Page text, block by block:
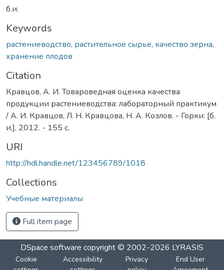
б.и.
Keywords
растениеводство, растительное сырье, качество зерна,
хранение плодов
Citation
Кравцов, А. И. Товароведная оценка качества
продукции растениеводства: лабораторный практикум
/ А. И. Кравцов, Л. Н. Кравцова, Н. А. Козлов. - Горки: [б.
и.], 2012. - 155 с.
URI
http://hdl.handle.net/123456789/1018
Collections
Учебные материалы
Full item page
DSpace software copyright © 2002-2026 LYRASIS
Cookie
Accessibility
Privacy
End User